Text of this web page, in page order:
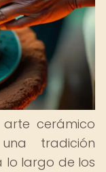
cerámico
tradición
largo de los